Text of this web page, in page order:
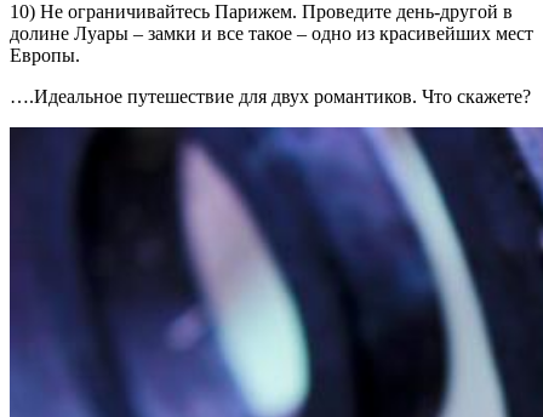
10) Не ограничивайтесь Парижем. Проведите день-другой в
долине Луары – замки и все такое – одно из красивейших мест
Европы.
….Идеальное путешествие для двух романтиков. Что скажете?